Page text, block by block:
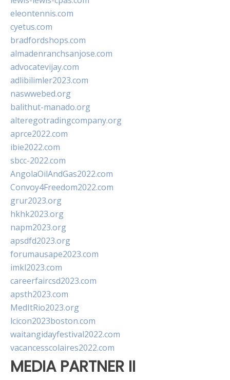
eleontennis.com
cyetus.com
bradfordshops.com
almadenranchsanjose.com
advocatevijay.com
adlibilimler2023.com
naswwebed.org
balithut-manado.org
alteregotradingcompany.org
aprce2022.com
ibie2022.com
sbcc-2022.com
AngolaOilAndGas2022.com
Convoy4Freedom2022.com
grur2023.org
hkhk2023.org
napm2023.org
apsdfd2023.org
forumausape2023.com
imkl2023.com
careerfaircsd2023.com
apsth2023.com
MedItRio2023.org
lcicon2023boston.com
waitangidayfestival2022.com
vacancesscolaires2022.com
MEDIA PARTNER II